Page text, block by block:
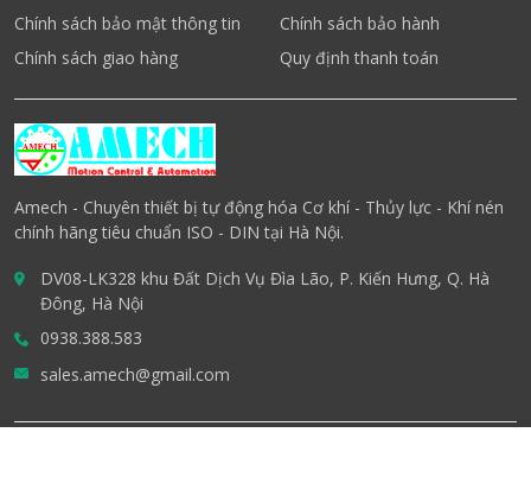
Chính sách bảo mật thông tin
Chính sách bảo hành
Chính sách giao hàng
Quy định thanh toán
Amech - Chuyên thiết bị tự động hóa Cơ khí - Thủy lực - Khí nén
chính hãng tiêu chuẩn ISO - DIN tại Hà Nội.
DV08-LK328 khu Đất Dịch Vụ Đìa Lão, P. Kiến Hưng, Q. Hà
Đông, Hà Nội
0938.388.583
sales.amech@gmail.com